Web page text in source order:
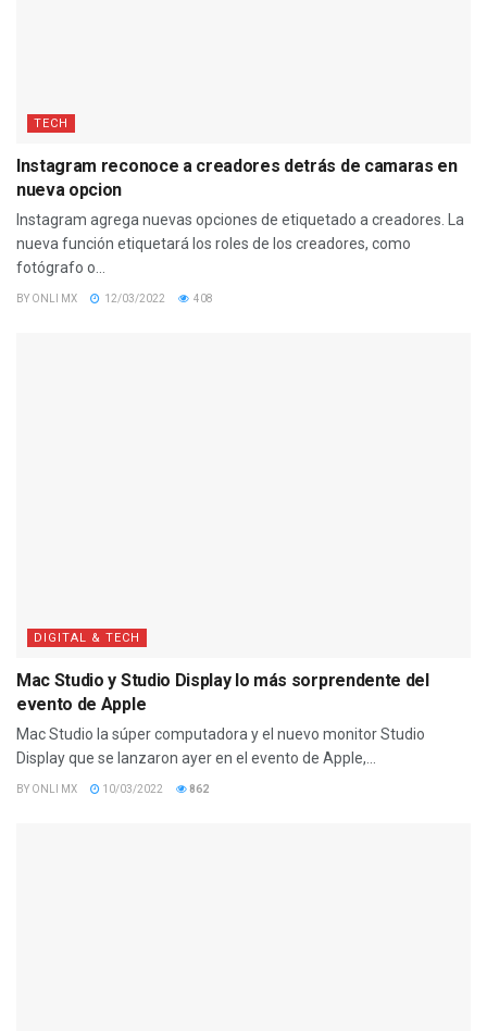
TECH
Instagram reconoce a creadores detrás de camaras en
nueva opcion
Instagram agrega nuevas opciones de etiquetado a creadores. La
nueva función etiquetará los roles de los creadores, como
fotógrafo o...
BY ONLI MX 12/03/2022 408
DIGITAL & TECH
Mac Studio y Studio Display lo más sorprendente del
evento de Apple
Mac Studio la súper computadora y el nuevo monitor Studio
Display que se lanzaron ayer en el evento de Apple,...
BY ONLI MX 10/03/2022 862